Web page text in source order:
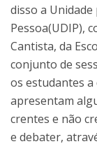
disso a
Pessoa(UDIP),
Cantista, da
conjunto de
os estudantes
apresentam
crentes e não
e debater,